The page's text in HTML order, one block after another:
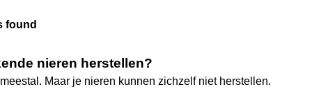
found
nieren herstellen?
Maar je nieren kunnen zichzelf niet herstellen.